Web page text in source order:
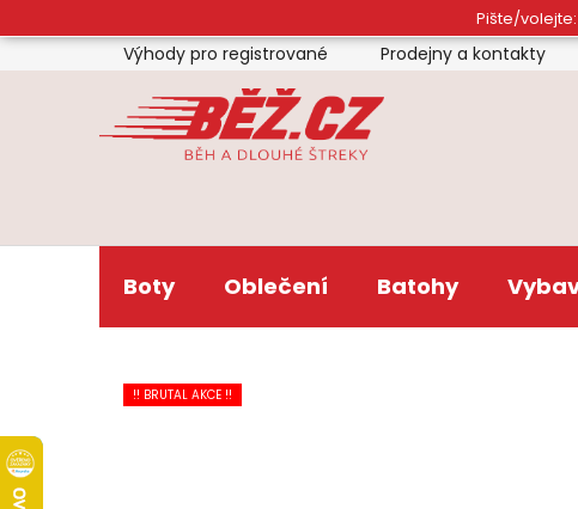
na
obsah
Pište/volejte:
Výhody pro registrované Prodejny a kontakty
Boty Oblečení Batohy
!! BRUTAL AKCE !!